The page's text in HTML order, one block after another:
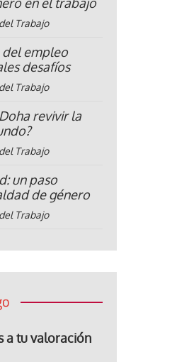
Trabajo
del empleo
desafíos
Trabajo
revivir la
Trabajo
un paso
de género
Trabajo
a tu valoración